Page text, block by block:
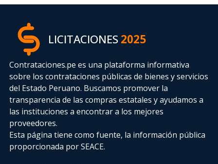
LICITACIONES2025
Contrataciones.pe es una plataforma informativa
sobre los contrataciones públicas de bienes y servicios
del Estado Peruano. Buscamos promover la
transparencia de las compras estatalesy ayudamos a
las instituciones a encontrar a los mejores
proveedores.
Esta página tiene como fuente, la información pública
proporcionada por SEACE.